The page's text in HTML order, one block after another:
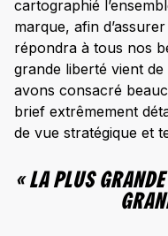
cartographié
marque, afin
répondra à tous nos
grande liberté vient
avons consacré
brief extrêmement
de vue stratégique et
«LA PLUS